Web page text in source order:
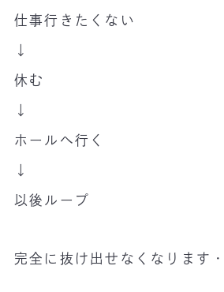
仕事行きたくない
↓
休む
↓
ホールへ行く
↓
以後ループ
完全に抜け出せなくなります・